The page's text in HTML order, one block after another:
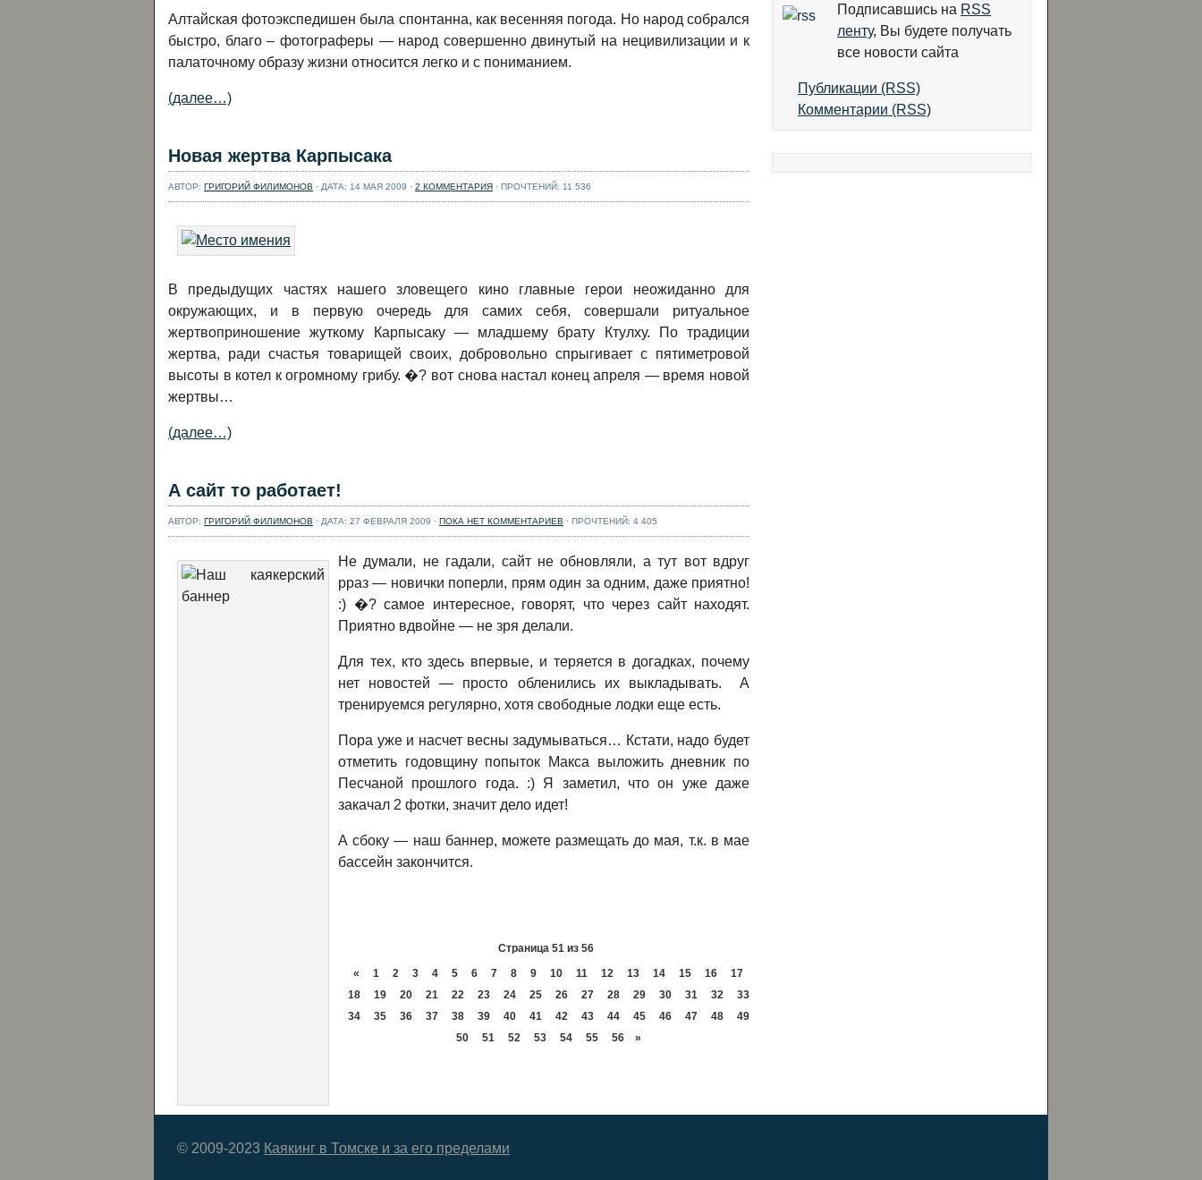
несколько лет вырос
просто до идеального.
Никаких ...
Далее...
Люди обычно начинают
задумываться о
запасном весле, когда
кто-то из друзей ломает
Алтайская фотоэкспедишен была спонтанна, как весенняя погода. Но народ собрался
быстро, благо – фотограферы — народ совершенно двинутый на нецивилизации и к
палаточному образу жизни относится легко и с пониманием.
(далее…)
Новая жертва Карпысака
АВТОР: ГРИГОРИЙ ФИЛИМОНОВ · ДАТА: 14 МАЯ 2009 · 2 КОММЕНТАРИЯ · ПРОЧТЕНИЙ: 11 536
В предыдущих частях нашего зловещего кино главные герои неожиданно для
окружающих, и в первую очередь для самих себя, совершали ритуальное
жертвоприношение жуткому Карпысаку — младшему брату Ктулху. По традиции
жертва, ради счастья товарищей своих, добровольно спрыгивает с пятиметровой
высоты в котел к огромному грибу. �? вот снова настал конец апреля — время новой
жертвы…
(далее…)
А сайт то работает!
АВТОР: ГРИГОРИЙ ФИЛИМОНОВ · ДАТА: 27 ФЕВРАЛЯ 2009 · ПОКА НЕТ КОММЕНТАРИЕВ · ПРОЧТЕНИЙ: 4 405
Не думали, не гадали, сайт не обновляли, а тут вот вдруг
рраз — новички поперли, прям один за одним, даже приятно!
:) �? самое интересное, говорят, что через сайт находят.
Приятно вдвойне — не зря делали.
Для тех, кто здесь впервые, и теряется в догадках, почему
нет новостей — просто обленились их выкладывать. А
тренируемся регулярно, хотя свободные лодки еще есть.
Пора уже и насчет весны задумываться… Кстати, надо будет
отметить годовщину попыток Макса выложить дневник по
Песчаной прошлого года. :) Я заметил, что он уже даже
закачал 2 фотки, значит дело идет!
А сбоку — наш баннер, можете размещать до мая, т.к. в мае
бассейн закончится.
Страница 51 из 56
«
1 2 3 4 5 6 7 8 9 10 11 12 13 14 15 16
17
18
19 20 21 22 23 24 25 26 27 28 29 30 31 32
33
34
35 36 37 38 39 40 41 42 43 44 45 46 47 48
49
50
51 52 53 54 55 56 »
Подписавшись на RSS
ленту, Вы будете получать
все новости сайта
Публикации (RSS)
Комментарии (RSS)
© 2009-2023 Каякинг в Томске и за его пределами